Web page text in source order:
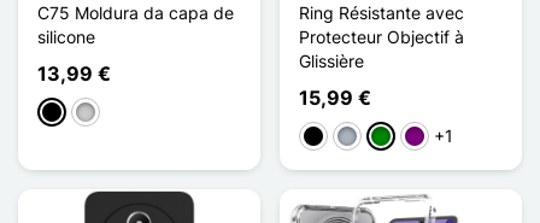
C75 Moldura da capa de
silicone
13,99 €
PretoTransparente
Ring Résistante avec
Protecteur Objectif à
Glissière
15,99 €
PretoCinzento
VerdePúrpura
+1